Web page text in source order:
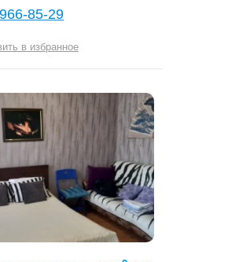
85-29
в избранное